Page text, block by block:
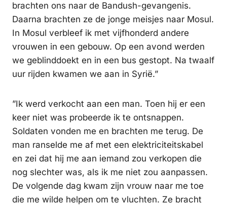
brachten ons naar de Bandush-gevangenis.
Daarna brachten ze de jonge meisjes naar Mosul.
In Mosul verbleef ik met vijfhonderd andere
vrouwen in een gebouw. Op een avond werden
we geblinddoekt en in een bus gestopt. Na twaalf
uur rijden kwamen we aan in Syrië.”
”Ik werd verkocht aan een man. Toen hij er een
keer niet was probeerde ik te ontsnappen.
Soldaten vonden me en brachten me terug. De
man ranselde me af met een elektriciteitskabel
en zei dat hij me aan iemand zou verkopen die
nog slechter was, als ik me niet zou aanpassen.
De volgende dag kwam zijn vrouw naar me toe
die me wilde helpen om te vluchten. Ze bracht